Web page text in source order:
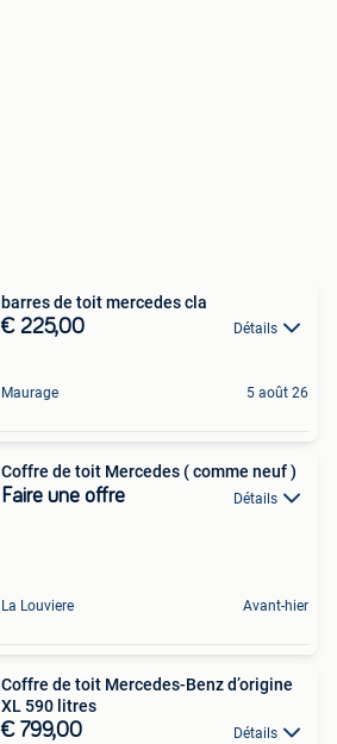
barres de toit mercedes cla
€ 225,00 Détails
Maurage 5 août 26
Coffre de toit Mercedes ( comme neuf )
Faire une offre Détails
La Louviere Avant-hier
Coffre de toit Mercedes-Benz d’origine
XL 590 litres
€ 799,00 Détails